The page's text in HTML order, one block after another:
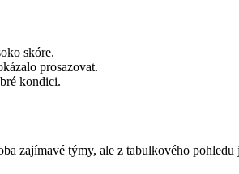
skóre.
prosazovat.
kondici.
zajímavé týmy, ale z tabulkového